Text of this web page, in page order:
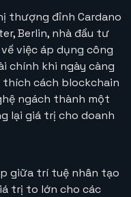
thượng đỉnh Cardano
Berlin, nhà đầu tư
việc áp dụng công
chính khi ngày càng
thích cách blockchain
ngách thành một
lại giá trị cho doanh
giữa trí tuệ nhân tạo
trị to lớn cho các